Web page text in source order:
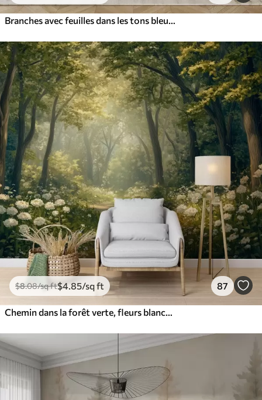
Branches avec feuilles dans les tons bleus et bruns, fond clair, doux et délicat, style aquarelle
$8.08/sq ft$4.85/sq ft 87
Chemin dans la forêt verte, fleurs blanches, lumière du soleil, dessin de style acrylique